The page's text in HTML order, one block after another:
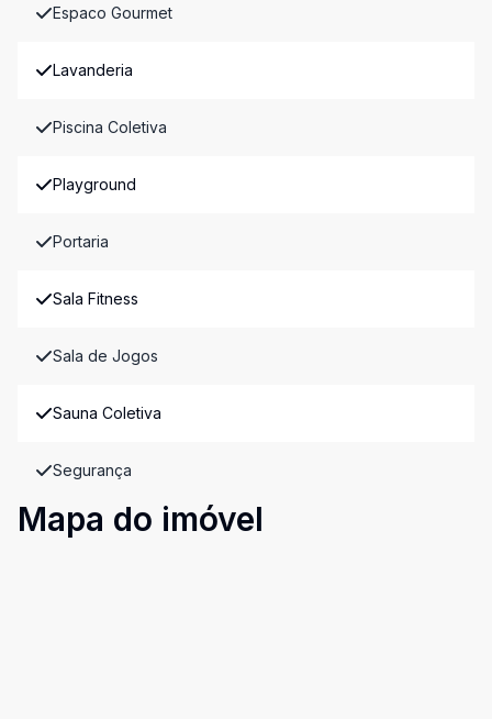
Espaco Gourmet
Lavanderia
Piscina Coletiva
Playground
Portaria
Sala Fitness
Sala de Jogos
Sauna Coletiva
Segurança
Mapa do imóvel